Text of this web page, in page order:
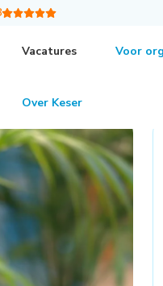
Vacatures Voor
Over Keser